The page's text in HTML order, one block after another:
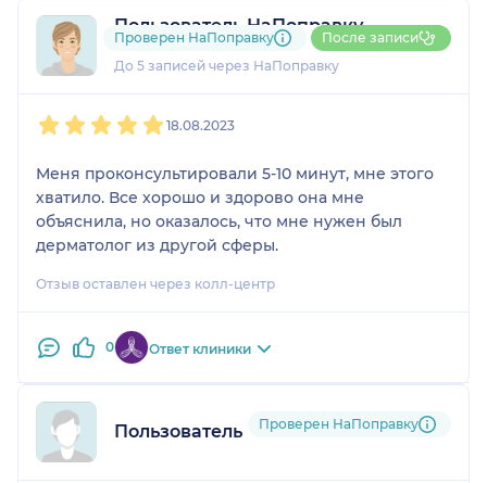
Пользователь НаПоправку
1 отзыв
До 5 записей через НаПоправку
Проверен НаПоправку После записи
18.08.2023
Меня проконсультировали 5-10 минут, мне этого
хватило. Все хорошо и здорово она мне
объяснила, но оказалось, что мне нужен был
дерматолог из другой сферы.
Отзыв оставлен через колл-центр
0 Ответ клиники
Пользователь форумаПроверен НаПоправку